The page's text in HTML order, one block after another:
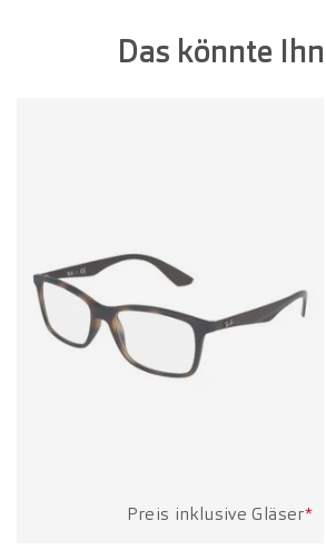
Das könnte
Preis inklusive Gläser*